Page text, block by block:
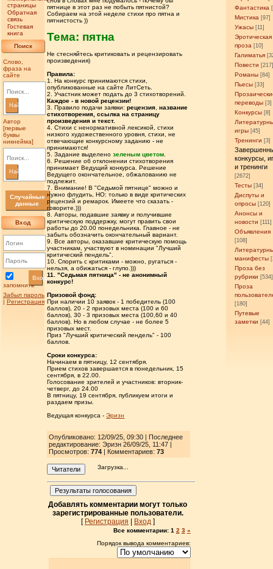
страницы
Обратная
связь
Гостевая
книга
Поиск
Слово,
фраза на
сайте
Найти
Автор
[первые
буквы
никнейма]
Найти
Случайные
данные
Вход
запомнить
Вход
Забыл пароль
| Регистрация
Фантастика
Мистика [97]
Ужасы [11]
Эротическая
проза [10]
Галиматья
Повести
Романы [84]
Пьесы [33]
переводы [3]
Конкурсы [8]
игры [45]
Тренинги [3]
конкурсы,
и тренинги
[2672]
Тесты [34]
Диспуты и
опросы [120]
Анонсы и
новости [111]
Объявления
[108]
манифесты
Проза без
рубрики [534]
Проза
[180]
Путевые
заметки [44]
пятнице в этот раз не побыть пятнистой?
Собираем на этой неделе стихи про пятна и
пятнистость ))
Тема: пятна
Не стесняйтесь критиковать и рецензировать
произведения)
Правила:
1. На конкурс принимаются стихи,
опубликованные на сайте ЛитСеть.
2. Участник может подать до 3 стихотворений.
Каждое - в новой рецензии!
3. Правило подачи заявки:рецензия ,название
стихотворения, ссылка на страницу
произведения и текст.
4. Стихи с ненормативной лексикой, стихи
низкого художественного уровня, стихи, не
отвечающие конкурсному заданию - не
принимаются!
5. Задание выделенозеленым цветом
6. Решение об отклонении стихотворения
принимает Ведущий конкурса. Решение
Ведущего окончательное, обжалованию не
подлежит.
7. Внимание! В "Седьмой пятнице" можно и
нужно флудить, НО: только в виде критических
рецензий и ремарок. Имеете что сказать -
говорите.)))
8. Авторы, подавшие заявку и получившие
критическую поддержку, могут править свои
работы до 20.00 понедельника. Главное - не
забыть обозначить окончательный вариант.
9. Все авторы, оказавшие критическую помощь
участникам, участвуют в номинации "Лучший
критический пендель".
10. Спорить с критиками - можно, ругаться -
нельзя, а обижаться - глупо.)))
11. "Седьмая пятница" - не анонимный
конкурс!
Призовой фонд:
При наличии 10 заявок - 1 победитель (100
баллов), 20 - 2 призовых места (100 и 60
баллов), 30 - 3 призовых места (100,60 и 40
баллов). Но в любом случае - не более 5
призовых мест.
Приз "Лучший критический пендель" - 100
баллов.
Сроки конкурса:
Начинаем в пятницу, 12 сентября.
Прием стихов завершается в понедельник, 15
сентября, в 22.00.
Голосование зрителей и участников: вторник-
четверг, до 24.00
В пятницу, 19 сентября, публикуем итоги и
раздаем призы.
Ведущая конкурса -Эризн
Опубликовано: 12/09/25, 09:30 | Последнее
редактирование: Эризн 26/09/25, 11:47 |
Просмотров: 774| Комментариев: 73
Читатели Загрузка...
Результаты голосования
Добавлять комментарии могут только
зарегистрированные пользователи.
[ Регистрация Вход]
Все комментарии: 1 2 3 »
Порядок вывода комментариев: